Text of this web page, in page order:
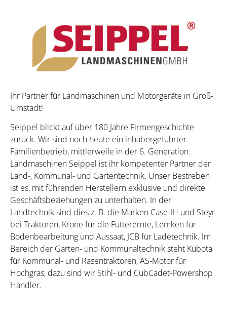
Ihr Partner für Landmaschinen und Motorgeräte in Groß-
Umstadt!
Seippel blickt auf über 180 Jahre Firmengeschichte
zurück. Wir sind noch heute ein inhabergeführter
Familienbetrieb, mittlerweile in der 6. Generation.
Landmaschinen Seippel ist ihr kompetenter Partner der
Land-, Kommunal- und Gartentechnik. Unser Bestreben
ist es, mit führenden Herstellern exklusive und direkte
Geschäftsbeziehungen zu unterhalten. In der
Landtechnik sind dies z. B. die Marken Case-IH und Steyr
bei Traktoren, Krone für die Futterernte, Lemken für
Bodenbearbeitung und Aussaat, JCB für Ladetechnik. Im
Bereich der Garten- und Kommunaltechnik steht Kubota
für Kommunal- und Rasentraktoren, AS-Motor für
Hochgras, dazu sind wir Stihl- und CubCadet-Powershop
Händler.